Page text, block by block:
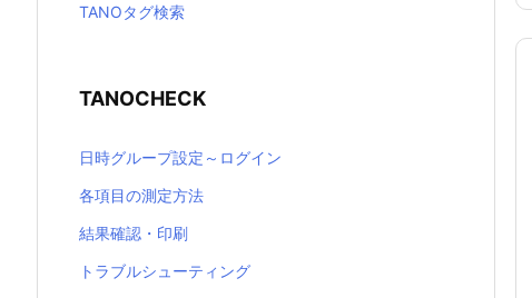
TANOタグ検索
TANOCHECK
日時グループ設定～ログイン
各項目の測定方法
結果確認・印刷
トラブルシューティング